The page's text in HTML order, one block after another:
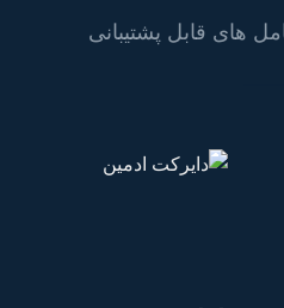
های قابل پشتیبانی